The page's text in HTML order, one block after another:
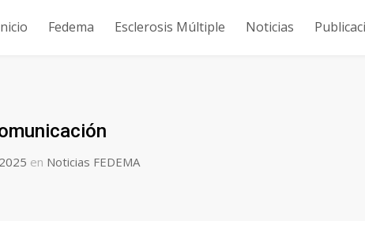
Fedema Esclerosis Múltiple Noticias
en Noticias FEDEMA